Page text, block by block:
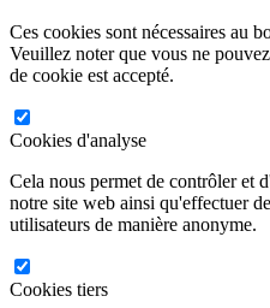
Ces cookies sont nécessaires au
Veuillez noter que vous ne
de cookie est accepté.
Cookies d'analyse
Cela nous permet de contrôler et
notre site web ainsi qu'effectuer
utilisateurs de manière anonyme.
Cookies tiers